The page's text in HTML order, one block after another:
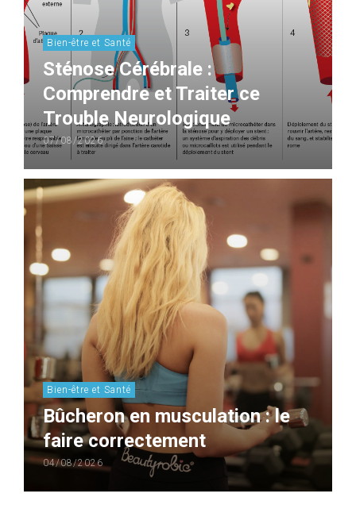
Bien-être et Santé
Sténose Cérébrale :
Comprendre et Traiter ce
Trouble Neurologique
07/08/2026
Bien-être et Santé
Bûcheron en musculation : le
faire correctement
04/08/2026